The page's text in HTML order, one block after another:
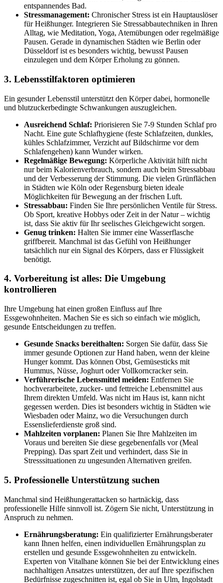
entspannendes Bad.
Stressmanagement: Chronischer Stress ist ein Hauptauslöser
für Heißhunger. Integrieren Sie Stressabbautechniken in Ihren
Alltag, wie Meditation, Yoga, Atemübungen oder regelmäßige
Pausen. Gerade in dynamischen Städten wie Berlin oder
Düsseldorf ist es besonders wichtig, bewusst Pausen
einzulegen und dem Körper Erholung zu gönnen.
3. Lebensstilfaktoren optimieren
Ein gesunder Lebensstil unterstützt den Körper dabei, hormonelle
und blutzuckerbedingte Schwankungen auszugleichen.
Ausreichend Schlaf: Priorisieren Sie 7-9 Stunden Schlaf pro
Nacht. Eine gute Schlafhygiene (feste Schlafzeiten, dunkles,
kühles Schlafzimmer, Verzicht auf Bildschirme vor dem
Schlafengehen) kann Wunder wirken.
Regelmäßige Bewegung: Körperliche Aktivität hilft nicht
nur beim Kalorienverbrauch, sondern auch beim Stressabbau
und der Verbesserung der Stimmung. Die vielen Grünflächen
in Städten wie Köln oder Regensburg bieten ideale
Möglichkeiten für Bewegung an der frischen Luft.
Stressabbau: Finden Sie Ihre persönlichen Ventile für Stress.
Ob Sport, kreative Hobbys oder Zeit in der Natur – wichtig
ist, dass Sie aktiv für Ihr seelisches Gleichgewicht sorgen.
Genug trinken: Halten Sie immer eine Wasserflasche
griffbereit. Manchmal ist das Gefühl von Heißhunger
tatsächlich nur ein Signal des Körpers, dass er Flüssigkeit
benötigt.
4. Vorbereitung ist alles: Die Umgebung
kontrollieren
Ihre Umgebung hat einen großen Einfluss auf Ihre
Essgewohnheiten. Machen Sie es sich so einfach wie möglich,
gesunde Entscheidungen zu treffen.
Gesunde Snacks bereithalten: Sorgen Sie dafür, dass Sie
immer gesunde Optionen zur Hand haben, wenn der kleine
Hunger kommt. Das können Obst, Gemüsesticks mit
Hummus, Nüsse, Joghurt oder Vollkorncracker sein.
Verführerische Lebensmittel meiden: Entfernen Sie
hochverarbeitete, zucker- und fettreiche Lebensmittel aus
Ihrem direkten Umfeld. Was nicht im Haus ist, kann nicht
gegessen werden. Dies ist besonders wichtig in Städten wie
Wiesbaden oder Mainz, wo die Versuchungen durch
Essenslieferdienste groß sind.
Mahlzeiten vorplanen: Planen Sie Ihre Mahlzeiten im
Voraus und bereiten Sie diese gegebenenfalls vor (Meal
Prepping). Das spart Zeit und verhindert, dass Sie in
Stresssituationen zu ungesunden Alternativen greifen.
5. Professionelle Unterstützung suchen
Manchmal sind Heißhungerattacken so hartnäckig, dass
professionelle Hilfe sinnvoll ist. Zögern Sie nicht, Unterstützung in
Anspruch zu nehmen.
Ernährungsberatung: Ein qualifizierter Ernährungsberater
kann Ihnen helfen, einen individuellen Ernährungsplan zu
erstellen und gesunde Essgewohnheiten zu entwickeln.
Experten von Vitalhane können Sie bei der Entwicklung eines
nachhaltigen Ansatzes unterstützen, der auf Ihre spezifischen
Bedürfnisse zugeschnitten ist, egal ob Sie in Ulm, Ingolstadt